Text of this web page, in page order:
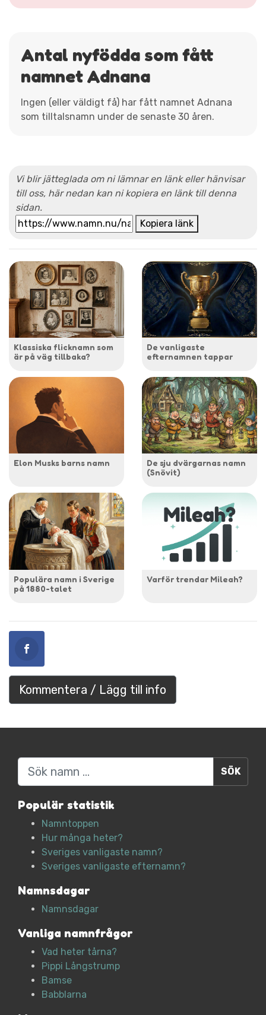
Antal nyfödda som fått
namnet Adnana
Ingen (eller väldigt få) har fått namnet Adnana
som tilltalsnamn under de senaste 30 åren.
Vi blir jätteglada om ni lämnar en länk eller hänvisar
till oss, här nedan kan ni kopiera en länk till denna
sidan.
Kopiera länk
Klassiska flicknamn som
är på väg tillbaka?
De vanligaste
efternamnen tappar
Elon Musks barns namn
De sju dvärgarnas namn
(Snövit)
Populära namn i Sverige
på 1880-talet
Varför trendar Mileah?
Kommentera / Lägg till info
Sök
Populär statistik
Namntoppen
Hur många heter?
Sveriges vanligaste namn?
Sveriges vanligaste efternamn?
Namnsdagar
Namnsdagar
Vanliga namnfrågor
Vad heter tårna?
Pippi Långstrump
Bamse
Babblarna